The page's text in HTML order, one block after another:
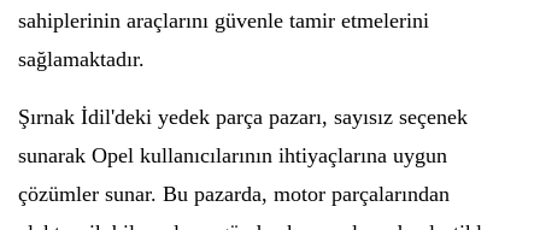
sahiplerinin araçlarını güvenle tamir etmelerini
sağlamaktadır.
Şırnak İdil'deki yedek parça pazarı, sayısız seçenek
sunarak Opel kullanıcılarının ihtiyaçlarına uygun
çözümler sunar. Bu pazarda, motor parçalarından